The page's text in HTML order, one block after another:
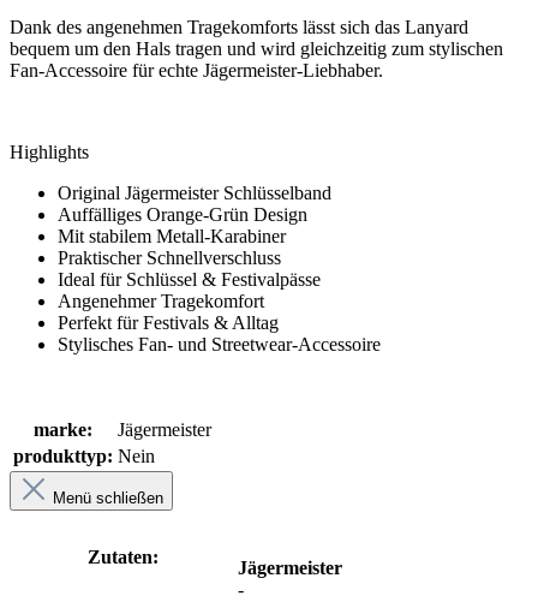
Dank des angenehmen Tragekomforts lässt sich das Lanyard
bequem um den Hals tragen und wird gleichzeitig zum stylischen
Fan-Accessoire für echte Jägermeister-Liebhaber.
Highlights
Original Jägermeister Schlüsselband
Auffälliges Orange-Grün Design
Mit stabilem Metall-Karabiner
Praktischer Schnellverschluss
Ideal für Schlüssel & Festivalpässe
Angenehmer Tragekomfort
Perfekt für Festivals & Alltag
Stylisches Fan- und Streetwear-Accessoire
marke:
Jägermeister
produkttyp: Nein
Menü schließen
Zutaten:
Jägermeister
-